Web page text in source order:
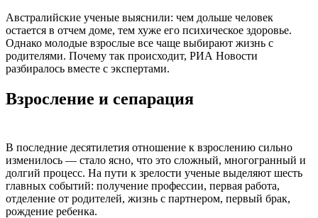
Австралийские ученые выяснили: чем дольше человек
остается в отчем доме, тем хуже его психическое здоровье.
Однако молодые взрослые все чаще выбирают жизнь с
родителями. Почему так происходит, РИА Новости
разбиралось вместе с экспертами.
Взросление и сепарация
В последние десятилетия отношение к взрослению сильно
изменилось — стало ясно, что это сложный, многогранный и
долгий процесс. На пути к зрелости ученые выделяют шесть
главных событий: получение профессии, первая работа,
отделение от родителей, жизнь с партнером, первый брак,
рождение ребенка.